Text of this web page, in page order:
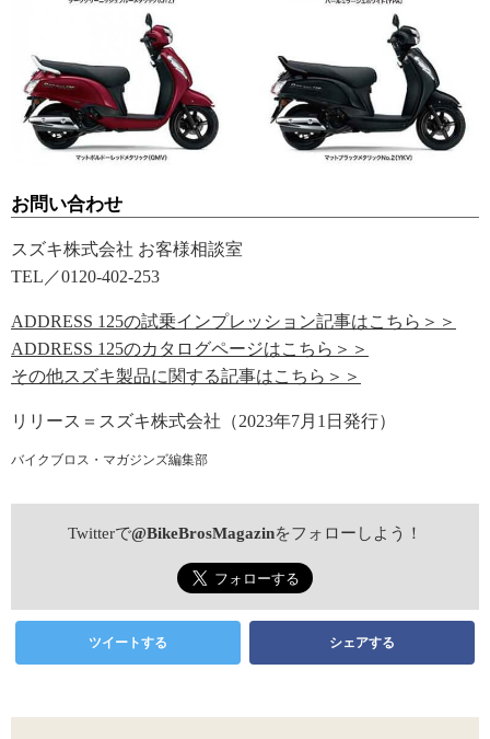
お問い合わせ
スズキ株式会社 お客様相談室
TEL／0120-402-253
ADDRESS 125の試乗インプレッション記事はこちら＞＞
ADDRESS 125のカタログページはこちら＞＞
その他スズキ製品に関する記事はこちら＞＞
リリース＝スズキ株式会社（2023年7月1日発行）
バイクブロス・マガジンズ編集部
Twitterで@BikeBrosMagazinをフォローしよう！
ツイートする シェアする